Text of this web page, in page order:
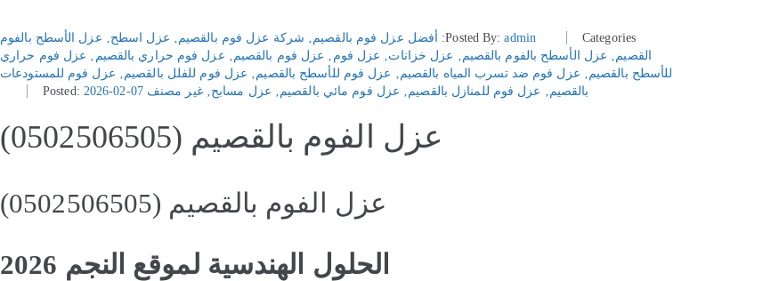
Posted By:admin Categories: أفضل عزل فوم بالقصيم شركة عزل فوم بالقصيم عزل اسطح
عزل الأسطح بالفوم
القصيم
عزل الأسطح بالفوم بالقصيم عزل خزانات عزل فوم عزل فوم بالقصيم عزل فوم حراري بالقصيم
عزل فوم حراري
للأسطح بالقصيم
عزل فوم ضد تسرب المياه بالقصيم عزل فوم للأسطح بالقصيم عزل فوم للفلل بالقصيم
عزل فوم للمستودعات
بالقصيم
عزل فوم للمنازل بالقصيم عزل فوم مائي بالقصيم عزل مسابح ‚غير مصنف Posted: 2026-02-07
عزل الفوم بالقصيم (0502506505)
عزل الفوم بالقصيم (0502506505)
الحلول الهندسية لموقع النجم 2026